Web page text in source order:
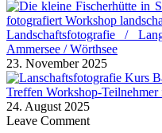
Landschaftsfotografie /
Ammersee / Wörthsee
23. November 2025
Treffen Workshop-
24. August 2025
Leave Comment